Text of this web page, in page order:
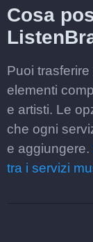
Cosa
Puoi
elementi
e artisti. Le
che ogni
e aggiungere.
tra i servizi